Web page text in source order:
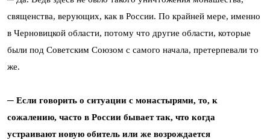
священства, верующих, как в России. По крайней мере, именно
в Черновицкой области, потому что другие области, которые
были под Советским Союзом с самого начала, претерпевали то
же.
─ Если говорить о ситуации с монастырями, то, к
сожалению, часто в России бывает так, что когда
устраивают новую обитель или же возрождается